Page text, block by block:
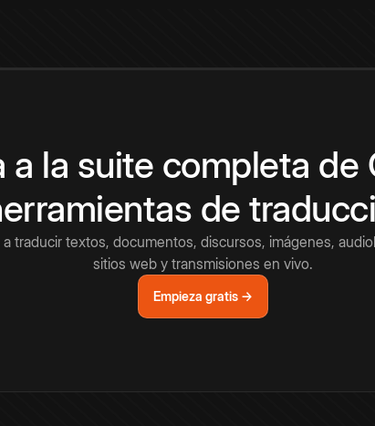
a la suite completa de
de
a traducir textos, documentos, discursos, imágenes,
sitios web y transmisiones en vivo.
Empieza gratis →